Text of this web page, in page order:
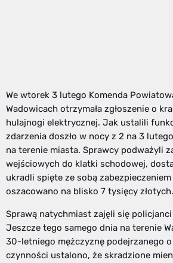
We wtorek 3 lutego Komenda
Wadowicach otrzymała zgłoszenie o
hulajnogi elektrycznej. Jak ustalili
zdarzenia doszło w nocy z 2 na 3
na terenie miasta. Sprawcy podważyli
wejściowych do klatki schodowej,
ukradli spięte ze sobą
oszacowano na blisko 7 tysięcy złotych.
Sprawą natychmiast zajęli się
Jeszcze tego samego dnia na terenie
30-letniego mężczyznę podejrzanego
czynności ustalono, że skradzione